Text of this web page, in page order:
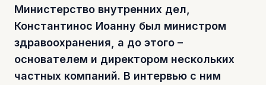
Министерство внутренних дел,
Константинос Иоанну был министром
здравоохранения, а до этого –
основателем и директором нескольких
частных компаний. В интервью с ним